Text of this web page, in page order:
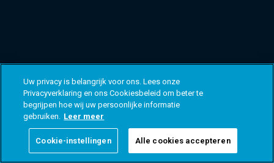
Uw privacy is belangrijk voor ons. Lees onze
Privacyverklaring en ons Cookiesbeleid om beter te
begrijpen hoe wij uw persoonlijke informatie
gebruiken. Leer meer
Cookie-instellingen Alle cookies accepteren